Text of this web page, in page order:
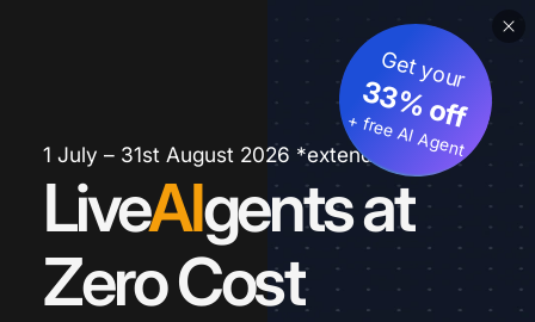
1 July – 31st August 2026 *extended
LiveAIgents at
Zero Cost
Get your
33% off
+ free AI Agent